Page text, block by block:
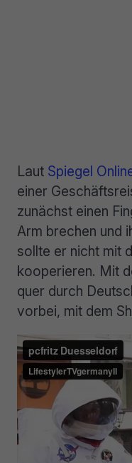
Laut Spiegel
einer
zunächst einen
Arm brechen und
sollte er nicht mit
kooperieren. Mit
quer durch
vorbei, mit dem